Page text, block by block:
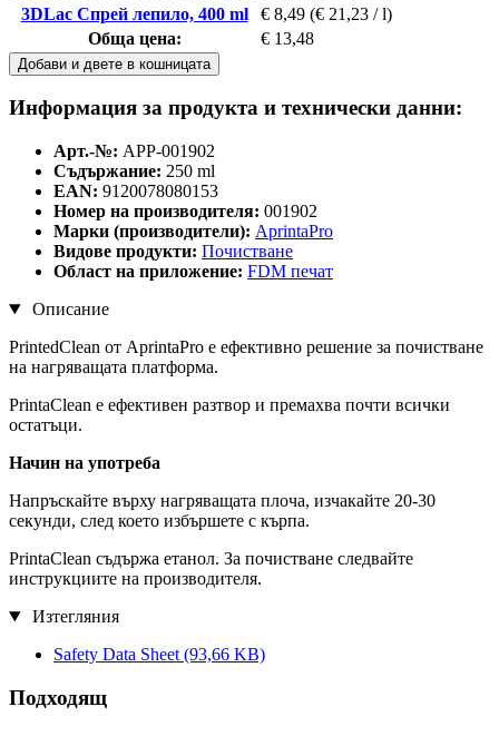
3DLac Спрей лепило, 400 ml
€ 8,49 (€ 21,23 / l)
Обща цена:
€ 13,48
Добави и двете в кошницата
Информация за продукта и технически данни:
Арт.-№: APP-001902
Съдържание: 250 ml
EAN: 9120078080153
Номер на производителя: 001902
Марки (производители): AprintaPro
Видове продукти: Почистване
Област на приложение: FDM печат
Описание
PrintedClean от AprintaPro е ефективно решение за почистване
на нагряващата платформа.
PrintaClean е ефективен разтвор и премахва почти всички
остатъци.
Начин на употреба
Напръскайте върху нагряващата плоча, изчакайте 20-30
секунди, след което избършете с кърпа.
PrintaClean съдържа етанол. За почистване следвайте
инструкциите на производителя.
Изтегляния
Safety Data Sheet (93,66 KB)
Подходящ